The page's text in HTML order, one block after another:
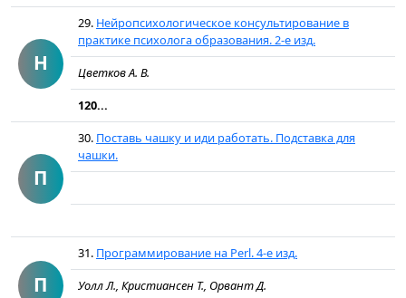
Н
29. Нейропсихологическое консультирование в
практике психолога образования. 2-е изд.
Цветков А. В.
120...
П
30. Поставь чашку и иди работать. Подставка для
чашки.
П
31. Программирование на Perl. 4-е изд.
Уолл Л., Кристиансен Т., Орвант Д.